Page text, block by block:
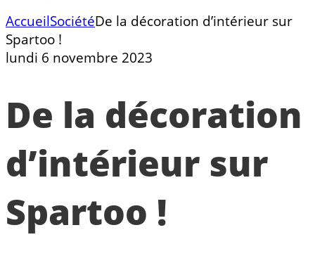
AccueilSociétéDe la décoration d’intérieur sur
Spartoo !
lundi 6 novembre 2023
De la décoration
d’intérieur sur
Spartoo !